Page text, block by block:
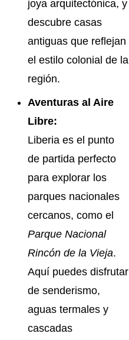
joya arquitectónica, y
descubre casas
antiguas que reflejan
el estilo colonial de la
región.
Aventuras al Aire
Libre:
Liberia es el punto
de partida perfecto
para explorar los
parques nacionales
cercanos, como el
Parque Nacional
Rincón de la Vieja.
Aquí puedes disfrutar
de senderismo,
aguas termales y
cascadas